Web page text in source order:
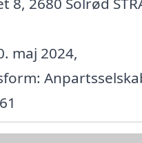
maj 2024,